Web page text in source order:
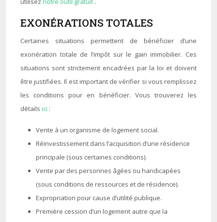
EXONÉRATIONS TOTALES
Certaines situations permettent de bénéficier d’une
exonération totale de l’impôt sur le gain immobilier. Ces
situations sont strictement encadrées par la loi et doivent
être justifiées. Il est important de vérifier si vous remplissez
les conditions pour en bénéficier. Vous trouverez les
détails ici :
Vente à un organisme de logement social.
Réinvestissement dans l’acquisition d’une résidence
principale (sous certaines conditions).
Vente par des personnes âgées ou handicapées
(sous conditions de ressources et de résidence).
Expropriation pour cause d’utilité publique.
Première cession d’un logement autre que la